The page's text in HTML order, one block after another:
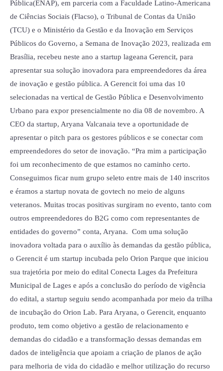
Pública(ENAP), em parceria com a Faculdade Latino-Americana
de Ciências Sociais (Flacso), o Tribunal de Contas da União
(TCU) e o Ministério da Gestão e da Inovação em Serviços
Públicos do Governo, a Semana de Inovação 2023, realizada em
Brasília, recebeu neste ano a startup lageana Gerencit, para
apresentar sua solução inovadora para empreendedores da área
de inovação e gestão pública. A Gerencit foi uma das 10
selecionadas na vertical de Gestão Pública e Desenvolvimento
Urbano para expor presencialmente no dia 08 de novembro. A
CEO da startup, Aryana Valcanaia teve a oportunidade de
apresentar o pitch para os gestores públicos e se conectar com
empreendedores do setor de inovação. “Pra mim a participação
foi um reconhecimento de que estamos no caminho certo.
Conseguimos ficar num grupo seleto entre mais de 140 inscritos
e éramos a startup novata de govtech no meio de alguns
veteranos. Muitas trocas positivas surgiram no evento, tanto com
outros empreendedores do B2G como com representantes de
entidades do governo” conta, Aryana. Com uma solução
inovadora voltada para o auxílio às demandas da gestão pública,
o Gerencit é um startup incubada pelo Orion Parque que iniciou
sua trajetória por meio do edital Conecta Lages da Prefeitura
Municipal de Lages e após a conclusão do período de vigência
do edital, a startup seguiu sendo acompanhada por meio da trilha
de incubação do Orion Lab. Para Aryana, o Gerencit, enquanto
produto, tem como objetivo a gestão de relacionamento e
demandas do cidadão e a transformação dessas demandas em
dados de inteligência que apoiam a criação de planos de ação
para melhoria de vida do cidadão e melhor utilização do recurso
de
Escola
Administração
(ENAP)